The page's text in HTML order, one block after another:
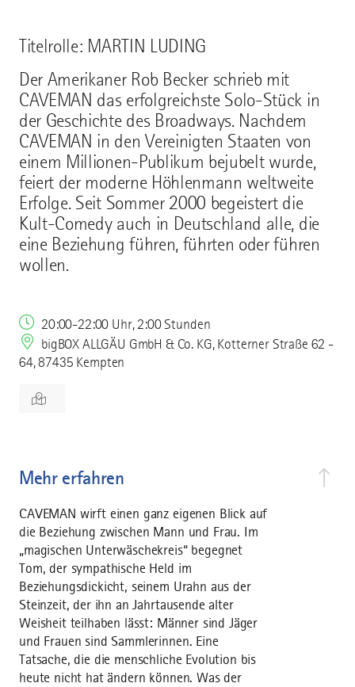
Titelrolle: MARTIN LUDING
Der Amerikaner Rob Becker schrieb mit
CAVEMAN das erfolgreichste Solo-Stück in
der Geschichte des Broadways. Nachdem
CAVEMAN in den Vereinigten Staaten von
einem Millionen-Publikum bejubelt wurde,
feiert der moderne Höhlenmann weltweite
Erfolge. Seit Sommer 2000 begeistert die
Kult-Comedy auch in Deutschland alle, die
eine Beziehung führen, führten oder führen
wollen.
20:00-22:00 Uhr, 2:00 Stunden
bigBOX ALLGÄU GmbH & Co. KG, Kotterner Straße 62 -
64, 87435 Kempten
Mehr erfahren
CAVEMAN wirft einen ganz eigenen Blick auf
die Beziehung zwischen Mann und Frau. Im
„magischen Unterwäschekreis“ begegnet
Tom, der sympathische Held im
Beziehungsdickicht, seinem Urahn aus der
Steinzeit, der ihn an Jahrtausende alter
Weisheit teilhaben lässt: Männer sind Jäger
und Frauen sind Sammlerinnen. Eine
Tatsache, die die menschliche Evolution bis
heute nicht hat ändern können. Was der